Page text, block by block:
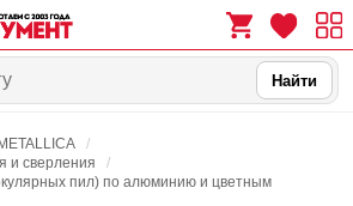
0
Найти
METALLICA
/
и сверления
/
пил) по алюминию и цветным